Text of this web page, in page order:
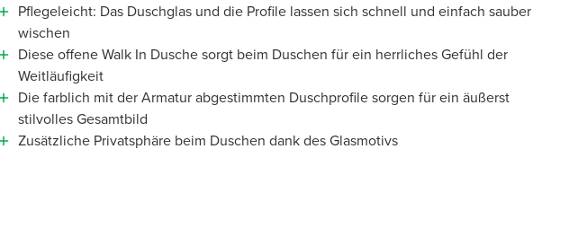
Pflegeleicht: Das Duschglas und die Profile lassen sich schnell und einfach sauber
wischen
Diese offene Walk In Dusche sorgt beim Duschen für ein herrliches Gefühl der
Weitläufigkeit
Die farblich mit der Armatur abgestimmten Duschprofile sorgen für ein äußerst
stilvolles Gesamtbild
Zusätzliche Privatsphäre beim Duschen dank des Glasmotivs